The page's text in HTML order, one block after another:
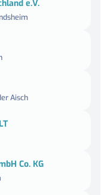
e.V.
Aisch
Co. KG